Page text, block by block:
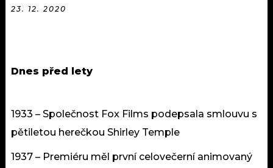
23. 12. 2020
Dnes před lety
1933 – Společnost Fox Films podepsala smlouvu s
pětiletou herečkou Shirley Temple
1937 – Premiéru měl první celovečerní animovaný